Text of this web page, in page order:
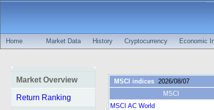
Home Market Data History Cryptocurrency Economic
Market Overview
Return Ranking
MSCI indices 2026/08/07
MSCI
MSCI AC World